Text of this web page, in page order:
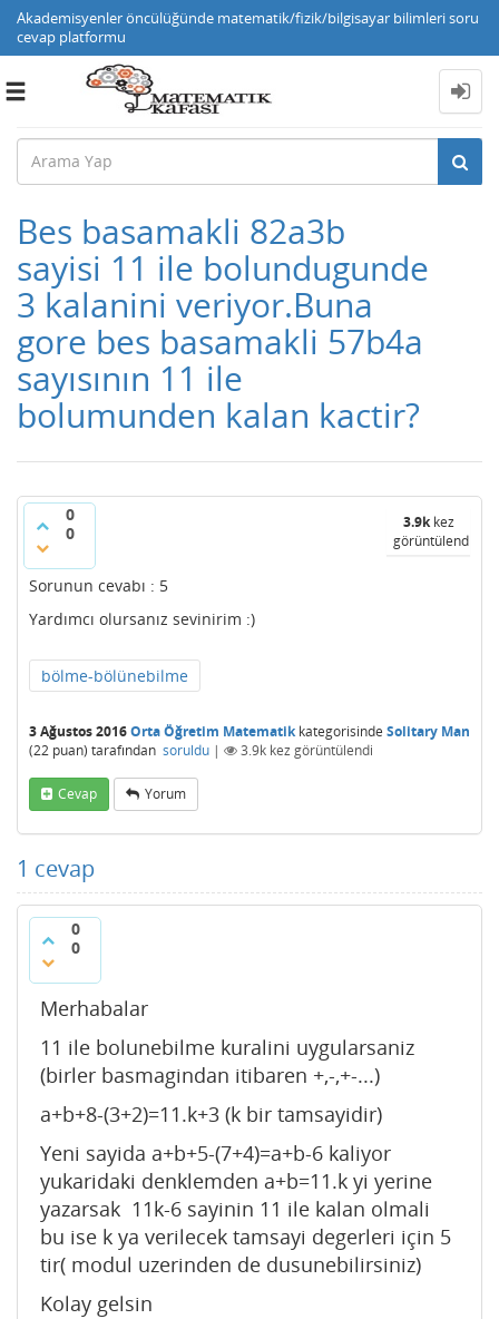
Akademisyenler öncülüğünde matematik/fizik/bilgisayar bilimleri soru
cevap platformu
Toggle
Bes basamakli 82a3b
sayisi 11 ile bolundugunde
3 kalanini veriyor.Buna
gore bes basamakli 57b4a
sayısının 11 ile
bolumunden kalan kactir?
0
0
3.9kkez
görüntülendi
Sorunun cevabı : 5
Yardımcı olursanız sevinirim :)
bölme-bölünebilme
3 Ağustos 2016Orta Öğretim Matematikkategorisinde Solitary Man
(22 puan) tarafından soruldu | 3.9k kez görüntülendi
Cevap Yorum
1 cevap
0
0
Merhabalar
11 ile bolunebilme kuralini uygularsaniz
(birler basmagindan itibaren +,-,+-...)
a+b+8-(3+2)=11.k+3 (k bir tamsayidir)
Yeni sayida a+b+5-(7+4)=a+b-6 kaliyor
yukaridaki denklemden a+b=11.k yi yerine
yazarsak 11k-6 sayinin 11 ile kalan olmali
bu ise k ya verilecek tamsayi degerleri için 5
tir( modul uzerinden de dusunebilirsiniz)
Kolay gelsin